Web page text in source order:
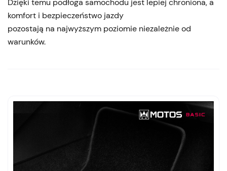
komfort i bezpieczeństwo jazdy
pozostają na najwyższym poziomie niezależnie od
warunków.